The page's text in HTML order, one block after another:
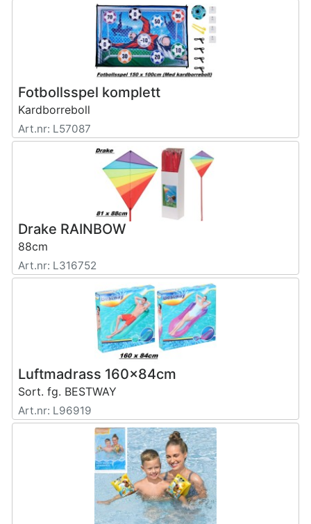
Fotbollsspel komplett
Kardborreboll
Art.nr: L57087
Drake RAINBOW
88cm
Art.nr: L316752
Luftmadrass 160x84cm
Sort. fg. BESTWAY
Art.nr: L96919